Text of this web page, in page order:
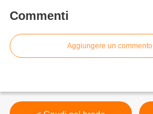
Commenti
Aggiungere un commento